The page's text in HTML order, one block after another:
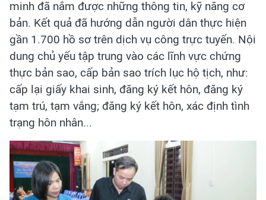
minh đã nắm được những thông tin, kỹ năng cơ
bản. Kết quả đã hướng dẫn người dân thực hiện
gần 1.700 hồ sơ trên dịch vụ công trực tuyến. Nội
dung chủ yếu tập trung vào các lĩnh vực chứng
thực bản sao, cấp bản sao trích lục hộ tịch, như:
cấp lại giấy khai sinh, đăng ký kết hôn, đăng ký
tạm trú, tạm vắng; đăng ký kết hôn, xác định tình
trạng hôn nhân...